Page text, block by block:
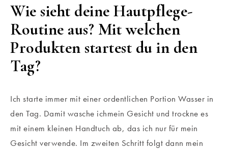
Wie sieht deine Hautpflege-
Routine aus? Mit welchen
Produkten startest du in den
Tag?
Ich starte immer mit einer ordentlichen Portion Wasser in
den Tag. Damit wasche ichmein Gesicht und trockne es
mit einem kleinen Handtuch ab, das ich nur für mein
Gesicht verwende. Im zweiten Schritt folgt dann mein